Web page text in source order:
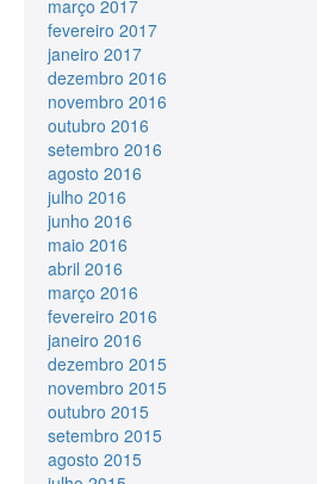
março 2017
fevereiro 2017
janeiro 2017
dezembro 2016
novembro 2016
outubro 2016
setembro 2016
agosto 2016
julho 2016
junho 2016
maio 2016
abril 2016
março 2016
fevereiro 2016
janeiro 2016
dezembro 2015
novembro 2015
outubro 2015
setembro 2015
agosto 2015